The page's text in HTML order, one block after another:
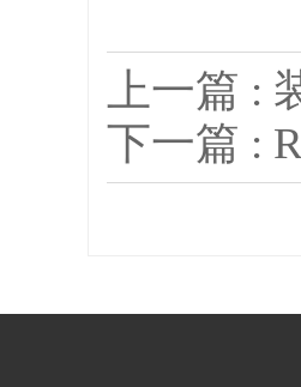
上一篇 :
下一篇 :